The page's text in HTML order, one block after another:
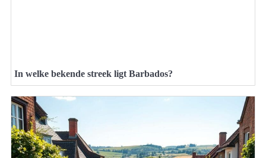
In welke bekende streek ligt Barbados?